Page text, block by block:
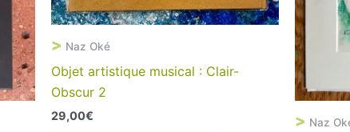
> Naz Oké
Objet artistique musical : Clair-
Obscur 2
29,00€ > Naz